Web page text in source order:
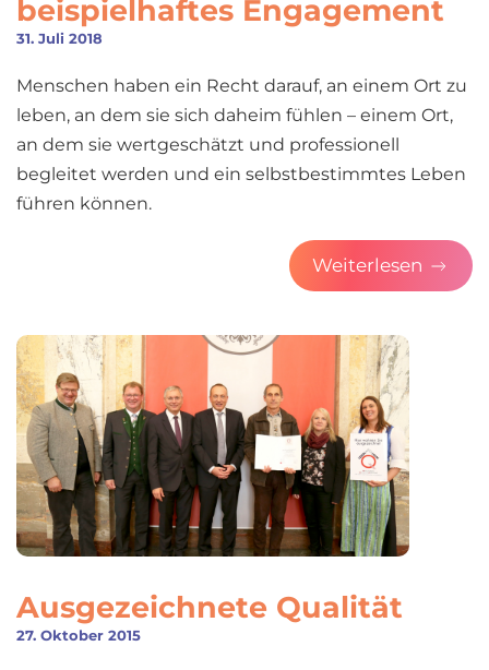
beispielhaftes Engagement
31. Juli 2018
Menschen haben ein Recht darauf, an einem Ort zu
leben, an dem sie sich daheim fühlen – einem Ort,
an dem sie wertgeschätzt und professionell
begleitet werden und ein selbstbestimmtes Leben
führen können.
Weiterlesen
Ausgezeichnete Qualität
27. Oktober 2015